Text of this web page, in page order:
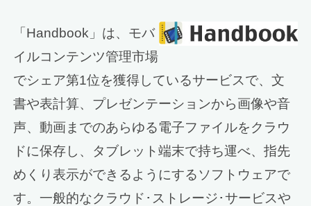
「Handbook」は、モバ
イルコンテンツ管理市場
でシェア第1位を獲得しているサービスで、文
書や表計算、プレゼンテーションから画像や音
声、動画までのあらゆる電子ファイルをクラウ
ドに保存し、タブレット端末で持ち運べ、指先
めくり表示ができるようにするソフトウェアで
す。一般的なクラウド･ストレージ･サービスや